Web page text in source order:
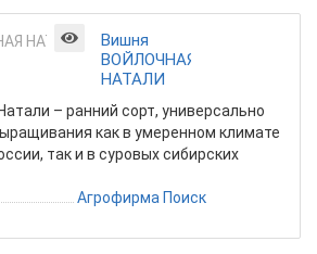
Вишня
ВОЙЛОЧНАЯ
НАТАЛИ
– ранний сорт, универсально
как в умеренном климате
так и в суровых сибирских
Агрофирма Поиск